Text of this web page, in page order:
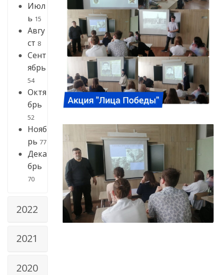
Июл
ь 15
Авгу
ст 8
Сент
ябрь
54
Октя
брь
52
Нояб
рь 77
Дека
брь
70
2022
2021
2020